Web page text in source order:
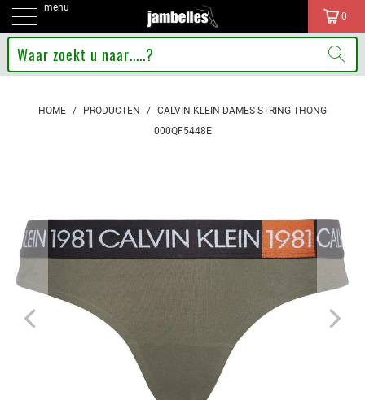
menu
0
HOME / PRODUCTEN / CALVIN KLEIN DAMES STRING THONG
000QF5448E